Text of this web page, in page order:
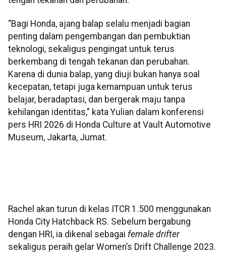
“Bagi Honda, ajang balap selalu menjadi bagian
penting dalam pengembangan dan pembuktian
teknologi, sekaligus pengingat untuk terus
berkembang di tengah tekanan dan perubahan.
Karena di dunia balap, yang diuji bukan hanya soal
kecepatan, tetapi juga kemampuan untuk terus
belajar, beradaptasi, dan bergerak maju tanpa
kehilangan identitas,” kata Yulian dalam konferensi
pers HRI 2026 di Honda Culture at Vault Automotive
Museum, Jakarta, Jumat.
Rachel akan turun di kelas ITCR 1.500 menggunakan
Honda City Hatchback RS. Sebelum bergabung
dengan HRI, ia dikenal sebagai female drifter
sekaligus peraih gelar Women’s Drift Challenge 2023.